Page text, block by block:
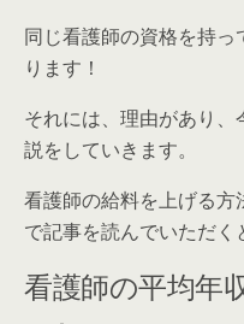
同じ看護師の資格を持
ります！
それには、理由があり
説をしていきます。
看護師の給料を上げる方
で記事を読んでいただく
看護師の平均年